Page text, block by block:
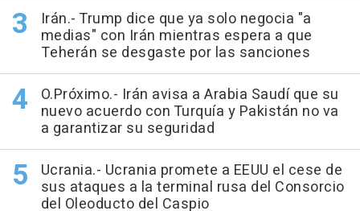
Irán.- Trump dice que ya solo negocia "a
medias" con Irán mientras espera a que
Teherán se desgaste por las sanciones
O.Próximo.- Irán avisa a Arabia Saudí que su
nuevo acuerdo con Turquía y Pakistán no va
a garantizar su seguridad
Ucrania.- Ucrania promete a EEUU el cese de
sus ataques a la terminal rusa del Consorcio
del Oleoducto del Caspio